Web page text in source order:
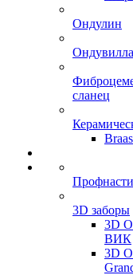
Ондулин
Ондувилла
сланец
Braas
3D заборы
3D
ВИК
3D